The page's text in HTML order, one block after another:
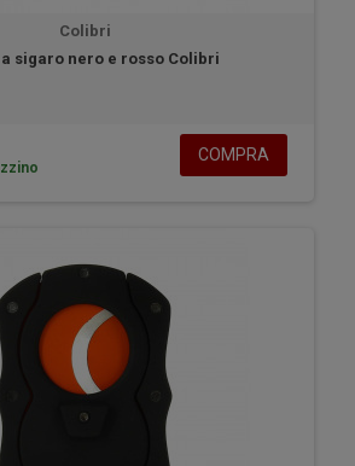
Colibri
sigaro nero e rosso Colibri
COMPRA